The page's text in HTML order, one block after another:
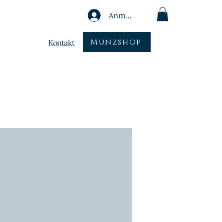
Kontakt
Anmelden
Münzshop